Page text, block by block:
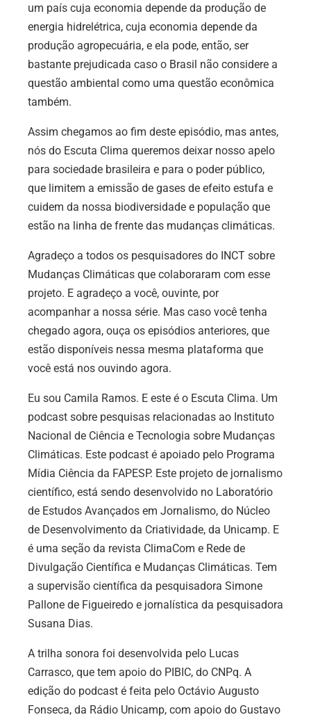
um país cuja economia depende da produção de
energia hidrelétrica, cuja economia depende da
produção agropecuária, e ela pode, então, ser
bastante prejudicada caso o Brasil não considere a
questão ambiental como uma questão econômica
também.
Assim chegamos ao fim deste episódio, mas antes,
nós do Escuta Clima queremos deixar nosso apelo
para sociedade brasileira e para o poder público,
que limitem a emissão de gases de efeito estufa e
cuidem da nossa biodiversidade e população que
estão na linha de frente das mudanças climáticas.
Agradeço a todos os pesquisadores do INCT sobre
Mudanças Climáticas que colaboraram com esse
projeto. E agradeço a você, ouvinte, por
acompanhar a nossa série. Mas caso você tenha
chegado agora, ouça os episódios anteriores, que
estão disponíveis nessa mesma plataforma que
você está nos ouvindo agora.
Eu sou Camila Ramos. E este é o Escuta Clima. Um
podcast sobre pesquisas relacionadas ao Instituto
Nacional de Ciência e Tecnologia sobre Mudanças
Climáticas. Este podcast é apoiado pelo Programa
Mídia Ciência da FAPESP. Este projeto de jornalismo
científico, está sendo desenvolvido no Laboratório
de Estudos Avançados em Jornalismo, do Núcleo
de Desenvolvimento da Criatividade, da Unicamp. E
é uma seção da revista ClimaCom e Rede de
Divulgação Científica e Mudanças Climáticas. Tem
a supervisão científica da pesquisadora Simone
Pallone de Figueiredo e jornalística da pesquisadora
Susana Dias.
A trilha sonora foi desenvolvida pelo Lucas
Carrasco, que tem apoio do PIBIC, do CNPq. A
edição do podcast é feita pelo Octávio Augusto
Fonseca, da Rádio Unicamp, com apoio do Gustavo